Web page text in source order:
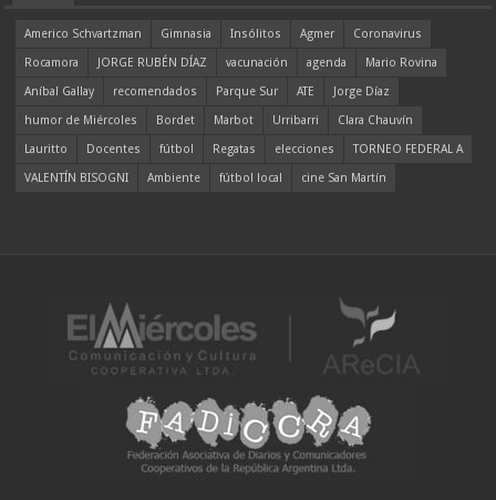
Americo Schvartzman Gimnasia Insólitos Agmer
Coronavirus
Rocamora
JORGE RUBÉN DÍAZ vacunación agenda
Mario Rovina
Aníbal Gallay
recomendados Parque Sur ATE
Jorge Díaz
humor de Miércoles
Bordet Marbot Urribarri
Clara Chauvín
Lauritto
Docentes fútbol Regatas elecciones
TORNEO FEDERAL A
VALENTÍN BISOGNI
Ambiente fútbol local cine San Martín